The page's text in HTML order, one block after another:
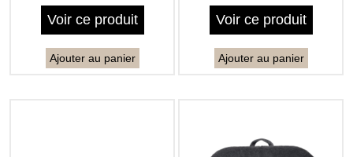
Voir ce produit
Ajouter au panier
Voir ce produit
Ajouter au panier